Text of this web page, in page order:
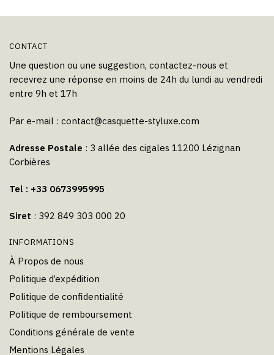
CONTACT
Une question ou une suggestion, contactez-nous et
recevrez une réponse en moins de 24h du lundi au vendredi
entre 9h et 17h
Par e-mail : contact@casquette-styluxe.com
Adresse Postale : 3 allée des cigales 11200 Lézignan
Corbières
Tel : +33 0673995995
Siret : 392 849 303 000 20
INFORMATIONS
À Propos de nous
Politique d’expédition
Politique de confidentialité
Politique de remboursement
Conditions générale de vente
Mentions Légales